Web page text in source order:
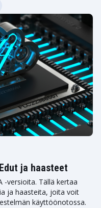
ja haasteet
-versioita. Tällä kertaa
ja haasteita, joita voit
käyttöönotossa.